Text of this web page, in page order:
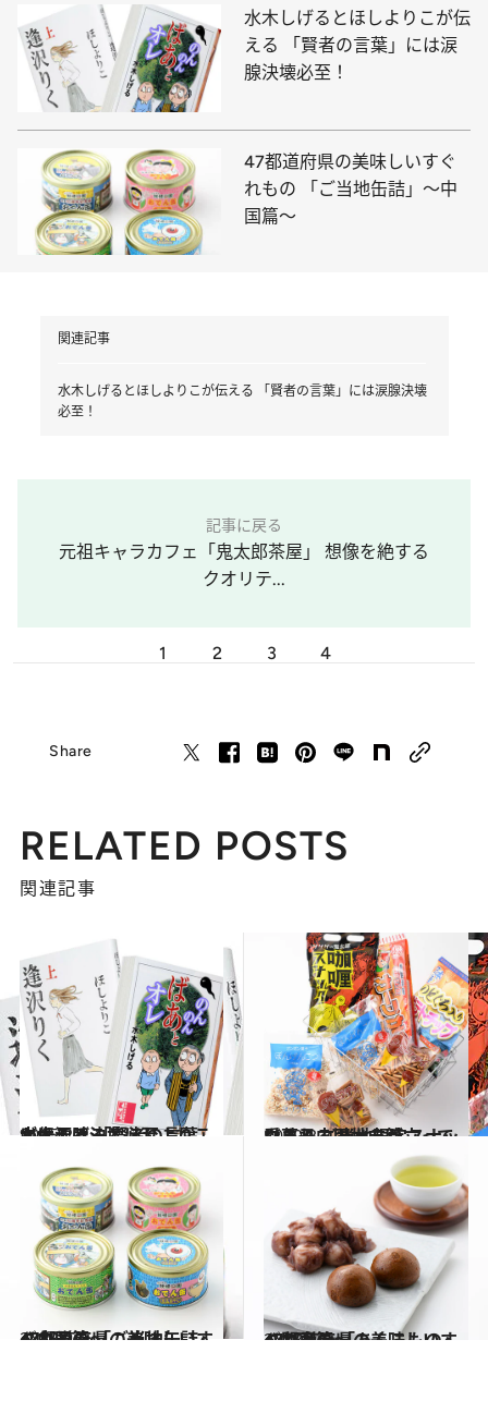
水木しげるとほしよりこが伝
える 「賢者の言葉」には涙
腺決壊必至！
47都道府県の美味しいすぐ
れもの 「ご当地缶詰」～中
国篇～
関連記事
水木しげるとほしよりこが伝える 「賢者の言葉」には涙腺決壊
必至！
記事に戻る
元祖キャラカフェ「鬼太郎茶屋」 想像を絶する
クオリテ...
1 2 3 4
Share
RELATED POSTS
関連記事
2015.2.5
水木しげるとほしよりこが伝える 「賢者の言葉」には涙腺決壊必至！
カルチャー 2019.3.3
愛されるキャラが立っている！ ご当地限定スナック菓子中国地方篇
グルメ
2018.3.1
47都道府県の美味しいすぐれもの 「ご当地缶詰」～中国篇～
グルメ 2018.4.5
47都道府県の美味しいすぐれもの 「あんこもの」～関東篇～
グルメ